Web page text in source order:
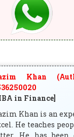
Khan
in Finance]
Khan is an
He teaches